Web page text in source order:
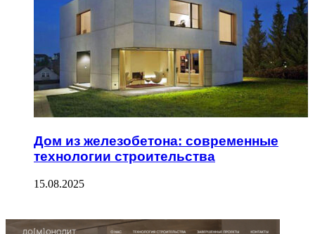
Дом из железобетона: современные
технологии строительства
15.08.2025